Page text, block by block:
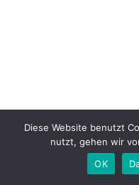
Diese Website benutzt
nutzt, gehen wir
OK